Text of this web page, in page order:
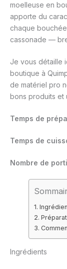
moelleuse en
apporte du
chaque
cassonade —
Je vous détaille
boutique à
de matériel pro
bons produits et
Temps de
Temps de
Nombre de
Ingrédients